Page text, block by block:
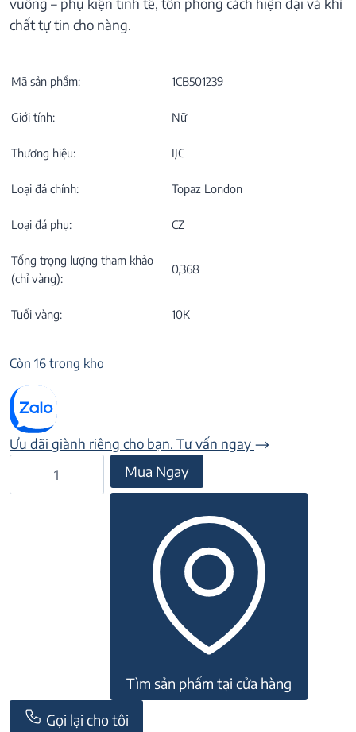
chất tự tin cho nàng.
Mã sản phẩm: 1CB501239
Giới tính: Nữ
Thương hiệu: IJC
Loại đá chính: Topaz London
Loại đá phụ: CZ
Tổng trọng lượng tham khảo
(chỉ vàng):
0,368
Tuổi vàng: 10K
Còn 16 trong kho
Ưu đãi giành riêng cho bạn. Tư vấn ngay
Mua Ngay
Tìm sản phẩm tại cửa hàng
Gọi lại cho tôi